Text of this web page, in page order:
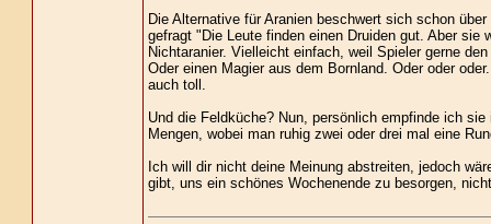
Die Alternative für Aranien beschwert sich schon
gefragt "Die Leute finden einen Druiden gut. Aber sie
Nichtaranier. Vielleicht einfach, weil Spieler gerne
Oder einen Magier aus dem Bornland. Oder oder
auch toll.
Und die Feldküche? Nun, persönlich empfinde ich
Mengen, wobei man ruhig zwei oder drei mal eine
Ich will dir nicht deine Meinung abstreiten, jedoch
gibt, uns ein schönes Wochenende zu besorgen,